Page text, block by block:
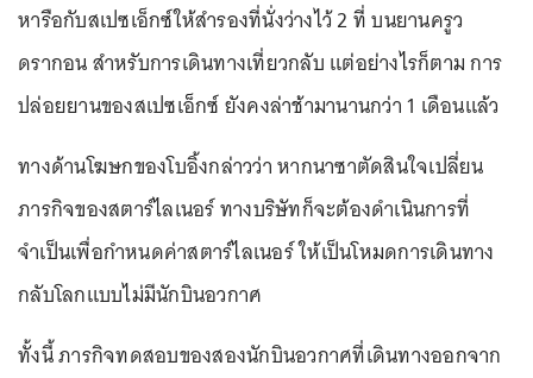
หารือกับสเปซเอ็กซ์ให้สำรองที่นั่งว่างไว้ 2 ที่ บนยานครูว
ดรากอน สำหรับการเดินทางเที่ยวกลับ แต่อย่างไรก็ตาม การ
ปล่อยยานของสเปซเอ็กซ์ ยังคงล่าช้ามานานกว่า 1 เดือนแล้ว
ทางด้านโฆษกของโบอิ้งกล่าวว่า หากนาซาตัดสินใจเปลี่ยน
ภารกิจของสตาร์ไลเนอร์ ทางบริษัทก็จะต้องดำเนินการที่
จำเป็นเพื่อกำหนดค่าสตาร์ไลเนอร์ ให้เป็นโหมดการเดินทาง
กลับโลกแบบไม่มีนักบินอวกาศ
ทั้งนี้ ภารกิจทดสอบของสองนักบินอวกาศที่เดินทางออกจาก